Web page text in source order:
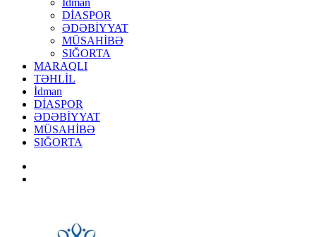
İdman
DİASPOR
ƏDƏBİYYAT
MÜSAHİBƏ
SIĞORTA
MARAQLI
TƏHLİL
İdman
DİASPOR
ƏDƏBİYYAT
MÜSAHİBƏ
SIĞORTA